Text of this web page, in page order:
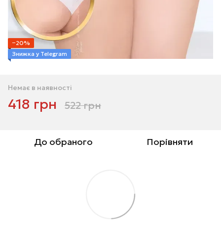
−20%
Знижка у Telegram
Немає в наявності
418 грн 522 грн
До обраного Порівняти